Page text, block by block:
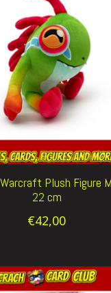
Plush Figure
22 cm
€42,00